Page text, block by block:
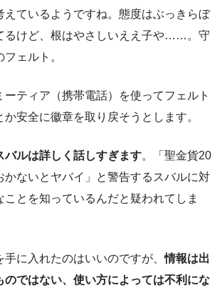
えているようですね。態度はぶっきらぼ
るけど、根はやさしいええ子や……。守
ェルト。
ーティア（携帯電話）を使ってフェルト
か安全に徽章を取り戻そうとします。
バルは詳しく話しすぎます。「聖金貨20
かないとヤバイ」と警告するスバルに対
ことを知っているんだと疑われてしま
手に入れたのはいいのですが、情報は出
のではない、使い方によっては不利にな